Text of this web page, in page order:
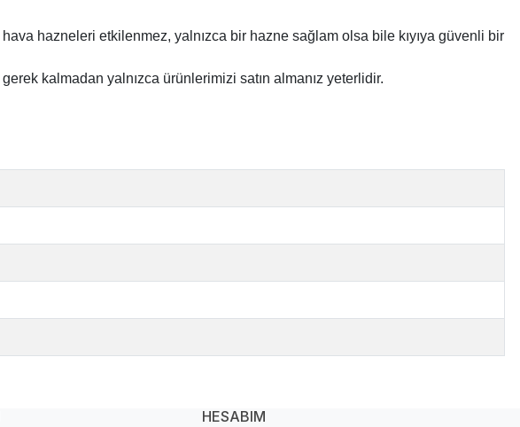
hazneleri etkilenmez, yalnızca bir hazne sağlam olsa bile kıyıya güvenli bir
kalmadan yalnızca ürünlerimizi satın almanız yeterlidir.
HESABIM